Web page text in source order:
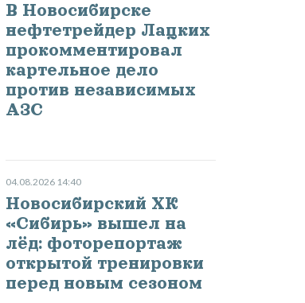
В Новосибирске
нефтетрейдер Лацких
прокомментировал
картельное дело
против независимых
АЗС
04.08.2026 14:40
Новосибирский ХК
«Сибирь» вышел на
лёд: фоторепортаж
открытой тренировки
перед новым сезоном